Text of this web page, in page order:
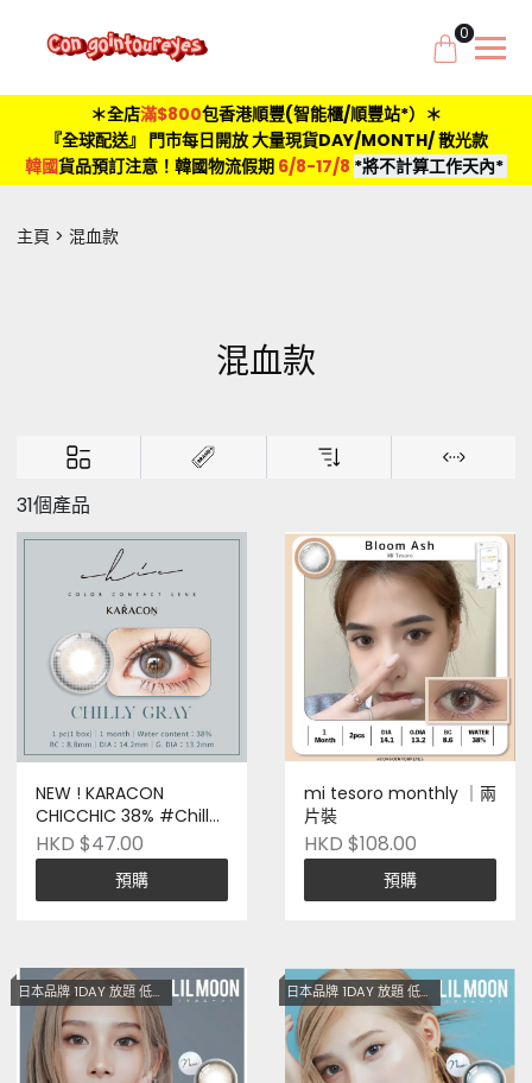
0
＊全店滿$800包香港順豐(智能櫃/順豐站*）＊
『全球配送』 門市每日開放 大量現貨DAY/MONTH/ 散光款
韓國貨品預訂注意！韓國物流假期 6/8-17/8 *將不計算工作天內*
主頁 混血款
混血款
31個產品
NEW ! KARACON
CHICCHIC 38% #Chilly
Gray 冷冽灰 月拋 (1P) ｜
一片裝 台灣製造
HKD $47.00
預購
mi tesoro monthly ｜兩
片裝
HKD $108.00
預購
日本品牌 1DAY 放題 低至$128 日本品牌 1DAY 放題 低至$128